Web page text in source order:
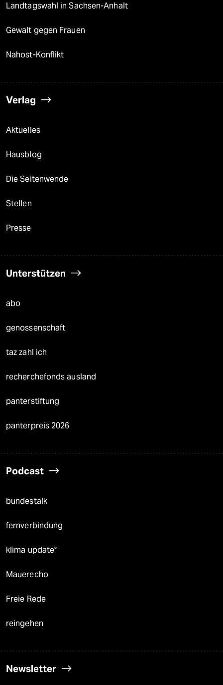
Landtagswahl in Sachsen-Anhalt
Gewalt gegen Frauen
Nahost-Konflikt
Verlag
Aktuelles
Hausblog
Die Seitenwende
Stellen
Presse
Unterstützen
abo
genossenschaft
taz zahl ich
recherchefonds ausland
panterstiftung
panterpreis 2026
Podcast
bundestalk
fernverbindung
klima update°
Mauerecho
Freie Rede
reingehen
Newsletter